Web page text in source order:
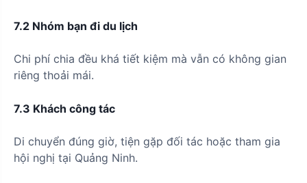
7.2 Nhóm bạn đi du lịch
Chi phí chia đều khá tiết kiệm mà vẫn có không gian
riêng thoải mái.
7.3 Khách công tác
Di chuyển đúng giờ, tiện gặp đối tác hoặc tham gia
hội nghị tại Quảng Ninh.